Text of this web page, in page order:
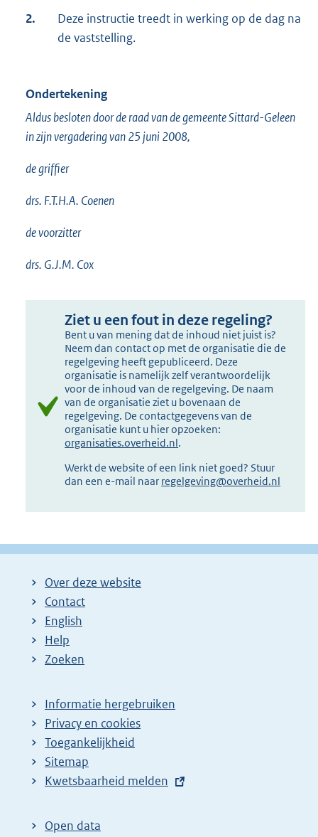
2.
Deze instructie treedt in werking op de dag na
de vaststelling.
Ondertekening
Aldus besloten door de raad van de gemeente Sittard-Geleen
in zijn vergadering van 25 juni 2008,
de griffier
drs. F.T.H.A. Coenen
de voorzitter
drs. G.J.M. Cox
Ziet u een fout in deze regeling?
Bent u van mening dat de inhoud niet juist is?
Neem dan contact op met de organisatie die de
regelgeving heeft gepubliceerd. Deze
organisatie is namelijk zelf verantwoordelijk
voor de inhoud van de regelgeving. De naam
van de organisatie ziet u bovenaan de
regelgeving. De contactgegevens van de
organisatie kunt u hier opzoeken:
organisaties.overheid.nl.
Werkt de website of een link niet goed? Stuur
dan een e-mail naar regelgeving@overheid.nl
Over deze website
Contact
English
Help
Zoeken
Informatie hergebruiken
Privacy en cookies
Toegankelijkheid
Sitemap
E
t
Kwetsbaarheid melden
Open data